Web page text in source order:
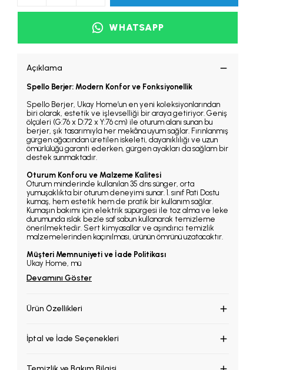
WHATSAPP
Açıklama
Spello Berjer: Modern Konfor ve Fonksiyonellik
Spello Berjer, Ukay Home’un en yeni koleksiyonlarından
biri olarak, estetik ve işlevselliği bir araya getiriyor. Geniş
ölçüleri (G:76 x D:72 x Y:76 cm) ile oturum alanı sunan bu
berjer, şık tasarımıyla her mekâna uyum sağlar. Fırınlanmış
gürgen ağacından üretilen iskeleti, dayanıklılığı ve uzun
ömürlülüğü garanti ederken, gürgen ayakları da sağlam bir
destek sunmaktadır.
Oturum Konforu ve Malzeme Kalitesi
Oturum minderinde kullanılan 35 dns sünger, orta
yumuşaklıkta bir oturum deneyimi sunar. 1. sınıf Pati Dostu
kumaş, hem estetik hem de pratik bir kullanım sağlar.
Kumaşın bakımı için elektrik süpürgesi ile toz alma ve leke
durumunda ıslak bezle saf sabun kullanarak temizleme
önerilmektedir. Sert kimyasallar ve aşındırıcı temizlik
malzemelerinden kaçınılması, ürünün ömrünü uzatacaktır.
Müşteri Memnuniyeti ve İade Politikası
Ukay Home, mü
Devamını Göster
Ürün Özellikleri
İptal ve İade Seçenekleri